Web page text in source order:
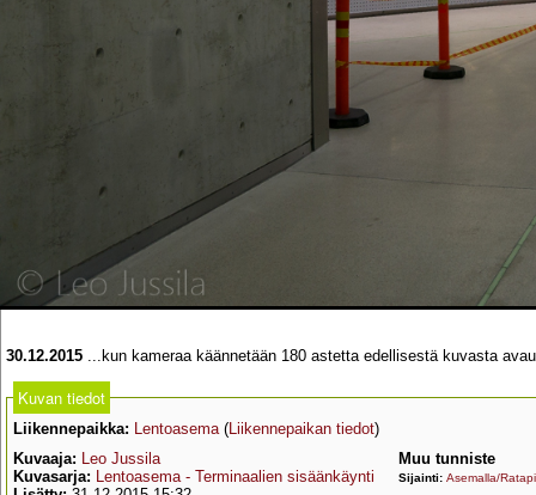
30.12.2015 ...kun kameraa käännetään 180 astetta edellisestä kuvasta
Kuvan tiedot
Liikennepaikka: Lentoasema(Liikennepaikan tiedot)
Kuvaaja: Leo Jussila
Kuvasarja: Lentoasema - Terminaalien sisäänkäynti
Muu tunniste
Sijainti: Asemalla/